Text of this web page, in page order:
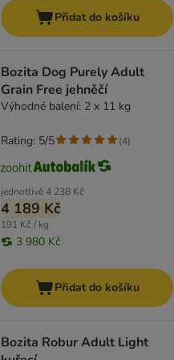
Přidat do košíku
Bozita Dog Purely Adult
Grain Free jehněčí
Výhodné balení: 2 x 11 kg
jednotlivě4 238 Kč
4 189 Kč
191 Kč / kg
3 980 Kč
Rating: 5/5 (4)
Přidat do košíku
Bozita Robur Adult Light